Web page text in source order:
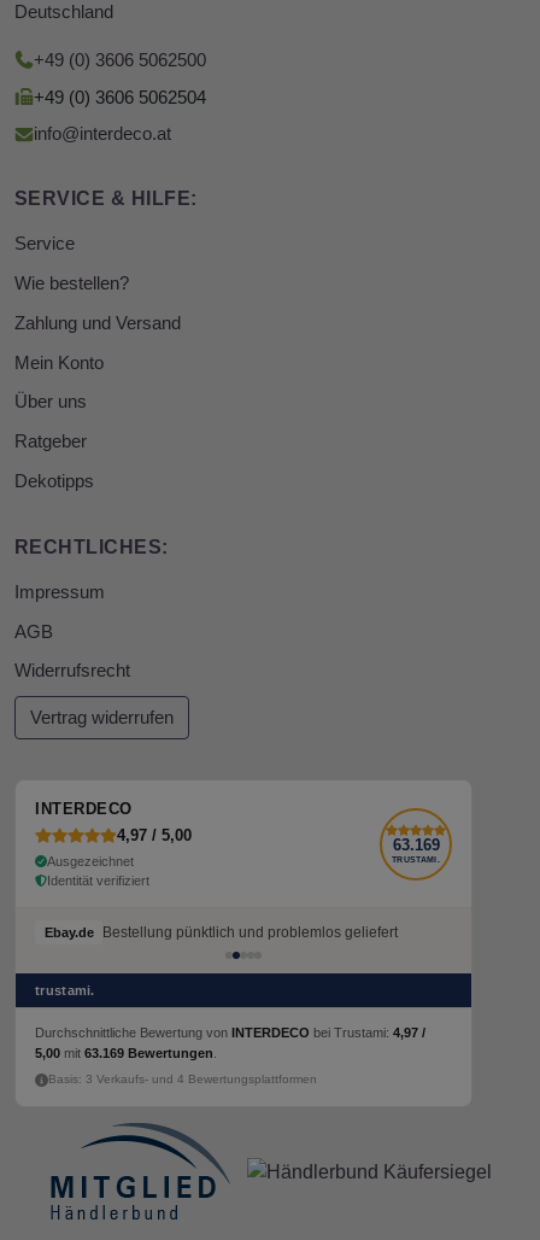
Deutschland
+49 (0) 3606 5062500
+49 (0) 3606 5062504
info@interdeco.at
SERVICE & HILFE:
Service
Wie bestellen?
Zahlung und Versand
Mein Konto
Über uns
Ratgeber
Dekotipps
RECHTLICHES:
Impressum
AGB
Widerrufsrecht
Vertrag widerrufen
INTERDECO
4,97 / 5,00
Ausgezeichnet
Identität verifiziert
63.169
TRUSTAMI.
Ebay.de Bestellung pünktlich und problemlos geliefert
trustami.
Durchschnittliche Bewertung von INTERDECO bei Trustami: 4,97 /
5,00 mit 63.169 Bewertungen
Basis: 3 Verkaufs- und 4 Bewertungsplattformen